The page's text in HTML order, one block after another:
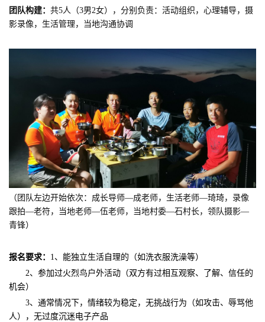
团队构建： 共5人（3男2女），分别负责：活动组织，心理辅导，摄
影录像，生活管理，当地沟通协调
（团队左边开始依次：成长导师—成老师 ，生活老师—琦琦，录像
跟拍—老符，当地老师—伍老师，当地村委—石村长，领队摄影—
青锋）
报名要求： 1、能独立生活自理的（如洗衣服洗澡等）
2、参加过火烈鸟户外活动（双方有过相互观察、了解、信任的
机会）
3、通常情况下，情绪较为稳定，无挑战行为（如攻击、辱骂他
人），无过度沉迷电子产品